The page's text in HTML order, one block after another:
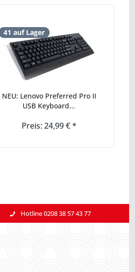
41 auf Lager
NEU: Lenovo Preferred Pro II
USB Keyboard...
Preis: 24,99 € *
Hotline 0208 38 57 43 77